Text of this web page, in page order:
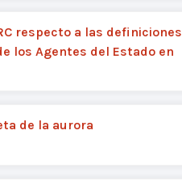
respecto a las definiciones
los Agentes del Estado en
de la aurora